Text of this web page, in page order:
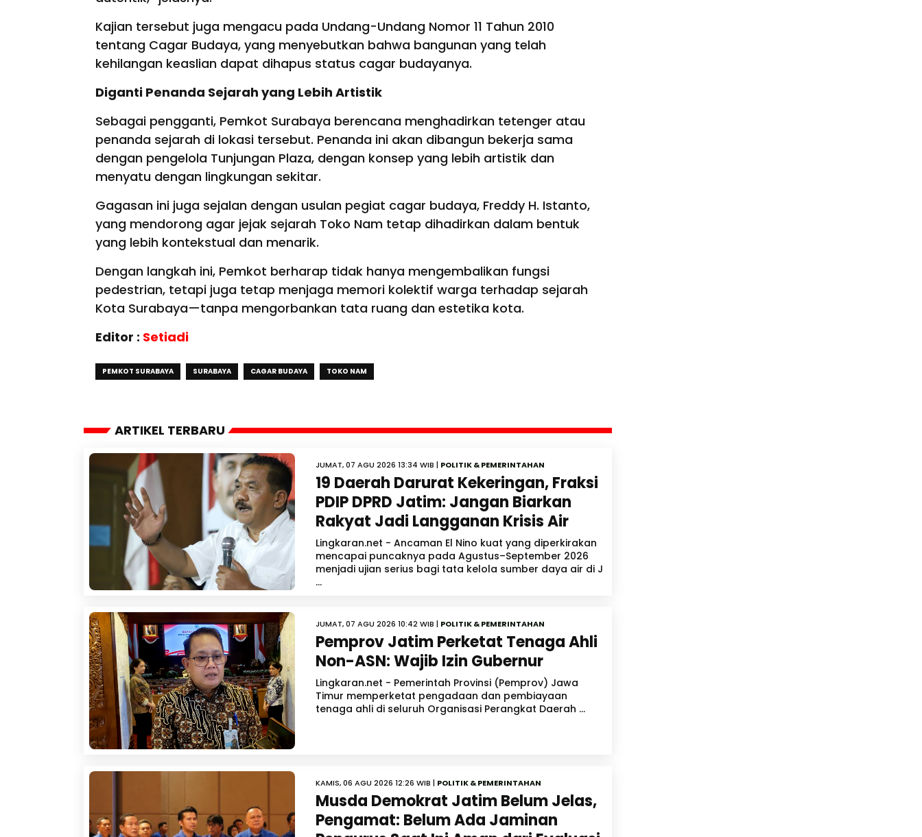
Kajian tersebut juga mengacu pada Undang-Undang Nomor 11 Tahun 2010
tentang Cagar Budaya, yang menyebutkan bahwa bangunan yang telah
kehilangan keaslian dapat dihapus status cagar budayanya.
Diganti Penanda Sejarah yang Lebih Artistik
Sebagai pengganti, Pemkot Surabaya berencana menghadirkan tetenger atau
penanda sejarah di lokasi tersebut. Penanda ini akan dibangun bekerja sama
dengan pengelola Tunjungan Plaza, dengan konsep yang lebih artistik dan
menyatu dengan lingkungan sekitar.
Gagasan ini juga sejalan dengan usulan pegiat cagar budaya, Freddy H. Istanto,
yang mendorong agar jejak sejarah Toko Nam tetap dihadirkan dalam bentuk
yang lebih kontekstual dan menarik.
Dengan langkah ini, Pemkot berharap tidak hanya mengembalikan fungsi
pedestrian, tetapi juga tetap menjaga memori kolektif warga terhadap sejarah
Kota Surabaya—tanpa mengorbankan tata ruang dan estetika kota.
Editor : Setiadi
PEMKOT SURABAYA SURABAYA CAGAR BUDAYA TOKO NAM
ARTIKEL TERBARU
JUMAT, 07 AGU 2026 13:34 WIB | POLITIK & PEMERINTAHAN
19 Daerah Darurat Kekeringan, Fraksi
PDIP DPRD Jatim: Jangan Biarkan
Rakyat Jadi Langganan Krisis Air
Lingkaran.net - Ancaman El Nino kuat yang diperkirakan
mencapai puncaknya pada Agustus–September 2026
menjadi ujian serius bagi tata kelola sumber daya air di J
...
JUMAT, 07 AGU 2026 10:42 WIB | POLITIK & PEMERINTAHAN
Pemprov Jatim Perketat Tenaga Ahli
Non-ASN: Wajib Izin Gubernur
Lingkaran.net - Pemerintah Provinsi (Pemprov) Jawa
Timur memperketat pengadaan dan pembiayaan
tenaga ahli di seluruh Organisasi Perangkat Daerah ...
KAMIS, 06 AGU 2026 12:26 WIB | POLITIK & PEMERINTAHAN
Musda Demokrat Jatim Belum Jelas,
Pengamat: Belum Ada Jaminan